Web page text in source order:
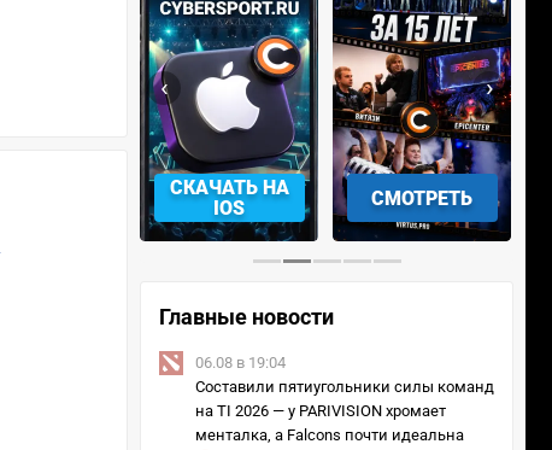
СМОТРЕТЬ УЧАСТВОВАТЬ
‹ ›
Главные новости
06.08 в 19:04
Составили пятиугольники силы команд
на TI 2026 — у PARIVISION хромает
менталка, а Falcons почти идеальна